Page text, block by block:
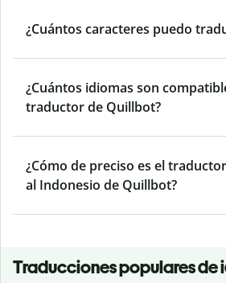
¿Cuántos caracteres puedo
¿Cuántos idiomas son
traductor de Quillbot?
¿Cómo de preciso es el
al Indonesio de Quillbot?
Traducciones populares de